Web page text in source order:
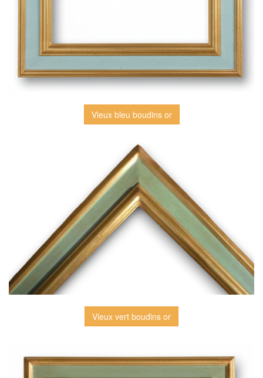
Vieux bleu boudins or
Vieux vert boudins or